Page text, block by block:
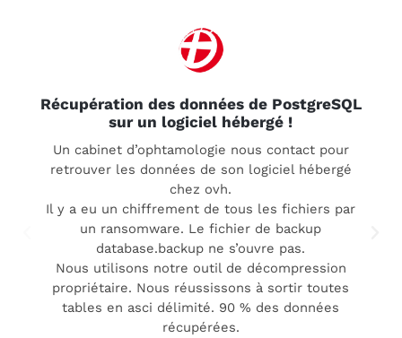
Récupération des données de PostgreSQL
sur un logiciel hébergé !
Un cabinet d’ophtamologie nous contact pour
retrouver les données de son logiciel hébergé
chez ovh.
Il y a eu un chiffrement de tous les fichiers par
un ransomware. Le fichier de backup
database.backup ne s’ouvre pas.
Nous utilisons notre outil de décompression
propriétaire. Nous réussissons à sortir toutes
tables en asci délimité. 90 % des données
récupérées.